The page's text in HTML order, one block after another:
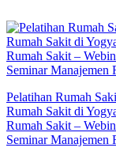
to
content
Pelatihan Rumah
Rumah Sakit di
Rumah Sakit –
Seminar Manajemen